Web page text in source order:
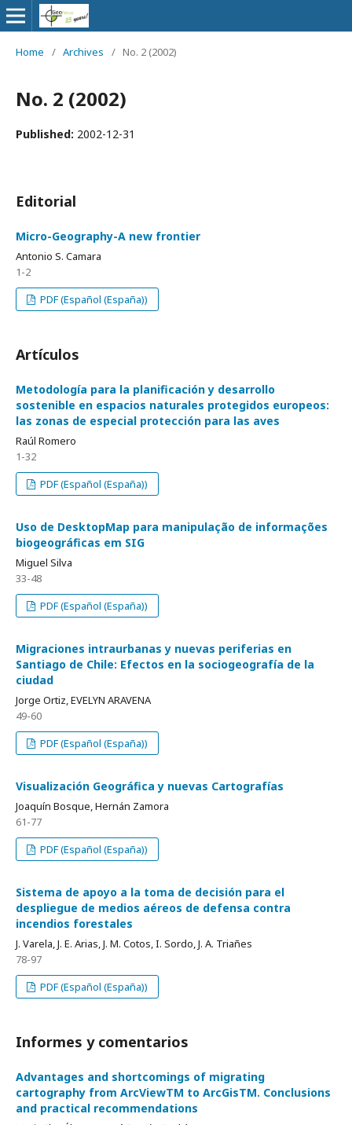
Home / Archives / No. 2 (2002)
No. 2 (2002)
Published: 2002-12-31
Editorial
Micro-Geography-A new frontier
Antonio S. Camara
1-2
PDF (Español (España))
Artículos
Metodología para la planificación y desarrollo
sostenible en espacios naturales protegidos europeos:
las zonas de especial protección para las aves
Raúl Romero
1-32
PDF (Español (España))
Uso de DesktopMap para manipulação de informações
biogeográficas em SIG
Miguel Silva
33-48
PDF (Español (España))
Migraciones intraurbanas y nuevas periferias en
Santiago de Chile: Efectos en la sociogeografía de la
ciudad
Jorge Ortiz, EVELYN ARAVENA
49-60
PDF (Español (España))
Visualización Geográfica y nuevas Cartografías
Joaquín Bosque, Hernán Zamora
61-77
PDF (Español (España))
Sistema de apoyo a la toma de decisión para el
despliegue de medios aéreos de defensa contra
incendios forestales
J. Varela, J. E. Arias, J. M. Cotos, I. Sordo, J. A. Triañes
78-97
PDF (Español (España))
Informes y comentarios
Advantages and shortcomings of migrating
cartography from ArcViewTM to ArcGisTM. Conclusions
and practical recommendations